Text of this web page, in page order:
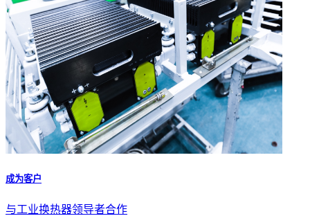
成为客户
与工业换热器领导者合作